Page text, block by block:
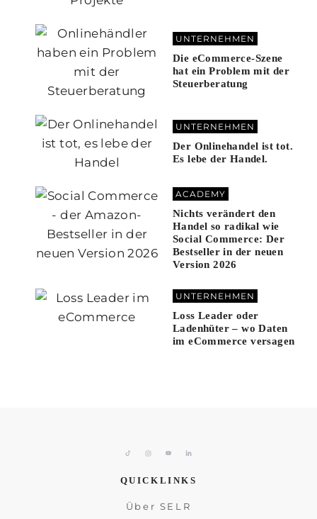
UNTERNEHMEN
Die eCommerce-Szene
hat ein Problem mit der
Steuerberatung
UNTERNEHMEN
Der Onlinehandel ist tot.
Es lebe der Handel.
ACADEMY
Nichts verändert den
Handel so radikal wie
Social Commerce: Der
Bestseller in der neuen
Version 2026
UNTERNEHMEN
Loss Leader oder
Ladenhüter – wo Daten
im eCommerce versagen
QUICKLINKS
Über SELR